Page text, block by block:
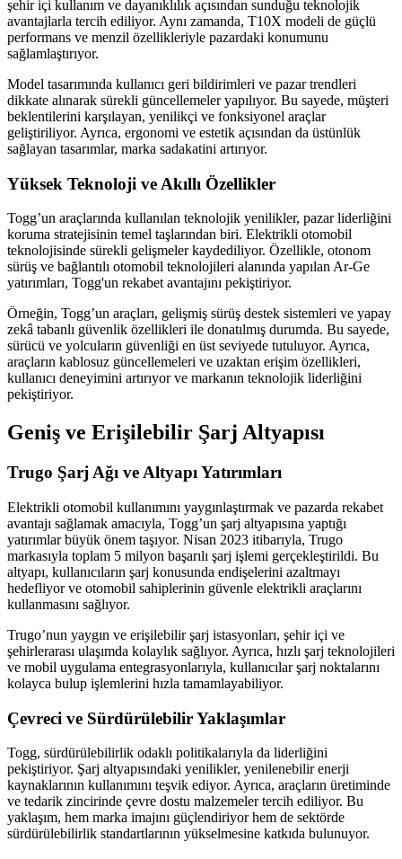
şehir içi kullanım ve dayanıklılık açısından sunduğu teknolojik
avantajlarla tercih ediliyor. Aynı zamanda, T10X modeli de güçlü
performans ve menzil özellikleriyle pazardaki konumunu
sağlamlaştırıyor.
Model tasarımında kullanıcı geri bildirimleri ve pazar trendleri
dikkate alınarak sürekli güncellemeler yapılıyor. Bu sayede, müşteri
beklentilerini karşılayan, yenilikçi ve fonksiyonel araçlar
geliştiriliyor. Ayrıca, ergonomi ve estetik açısından da üstünlük
sağlayan tasarımlar, marka sadakatini artırıyor.
Yüksek Teknoloji ve Akıllı Özellikler
Togg’un araçlarında kullanılan teknolojik yenilikler, pazar liderliğini
koruma stratejisinin temel taşlarından biri. Elektrikli otomobil
teknolojisinde sürekli gelişmeler kaydediliyor. Özellikle, otonom
sürüş ve bağlantılı otomobil teknolojileri alanında yapılan Ar-Ge
yatırımları, Togg'un rekabet avantajını pekiştiriyor.
Örneğin, Togg’un araçları, gelişmiş sürüş destek sistemleri ve yapay
zekâ tabanlı güvenlik özellikleri ile donatılmış durumda. Bu sayede,
sürücü ve yolcuların güvenliği en üst seviyede tutuluyor. Ayrıca,
araçların kablosuz güncellemeleri ve uzaktan erişim özellikleri,
kullanıcı deneyimini artırıyor ve markanın teknolojik liderliğini
pekiştiriyor.
Geniş ve Erişilebilir Şarj Altyapısı
Trugo Şarj Ağı ve Altyapı Yatırımları
Elektrikli otomobil kullanımını yaygınlaştırmak ve pazarda rekabet
avantajı sağlamak amacıyla, Togg’un şarj altyapısına yaptığı
yatırımlar büyük önem taşıyor. Nisan 2023 itibarıyla, Trugo
markasıyla toplam 5 milyon başarılı şarj işlemi gerçekleştirildi. Bu
altyapı, kullanıcıların şarj konusunda endişelerini azaltmayı
hedefliyor ve otomobil sahiplerinin güvenle elektrikli araçlarını
kullanmasını sağlıyor.
Trugo’nun yaygın ve erişilebilir şarj istasyonları, şehir içi ve
şehirlerarası ulaşımda kolaylık sağlıyor. Ayrıca, hızlı şarj teknolojileri
ve mobil uygulama entegrasyonlarıyla, kullanıcılar şarj noktalarını
kolayca bulup işlemlerini hızla tamamlayabiliyor.
Çevreci ve Sürdürülebilir Yaklaşımlar
Togg, sürdürülebilirlik odaklı politikalarıyla da liderliğini
pekiştiriyor. Şarj altyapısındaki yenilikler, yenilenebilir enerji
kaynaklarının kullanımını teşvik ediyor. Ayrıca, araçların üretiminde
ve tedarik zincirinde çevre dostu malzemeler tercih ediliyor. Bu
yaklaşım, hem marka imajını güçlendiriyor hem de sektörde
sürdürülebilirlik standartlarının yükselmesine katkıda bulunuyor.